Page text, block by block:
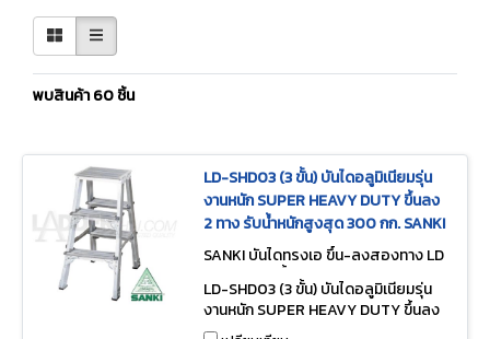
พบสินค้า 60 ชิ้น
LD-SHD03 (3 ขั้น) บันไดอลูมิเนียมรุ่น
งานหนัก SUPER HEAVY DUTY ขึ้นลง
2 ทาง รับน้ำหนักสูงสุด 300 กก. SANKI
SANKI บันไดทรงเอ ขึ้น-ลงสองทาง LD
-SHD03 (3 ขั้น)
LD-SHD03 (3 ขั้น) บันไดอลูมิเนียมรุ่น
งานหนัก SUPER HEAVY DUTY ขึ้นลง
2 ทาง รับน้ำหนักสูงสุด 300 กก. SANKI